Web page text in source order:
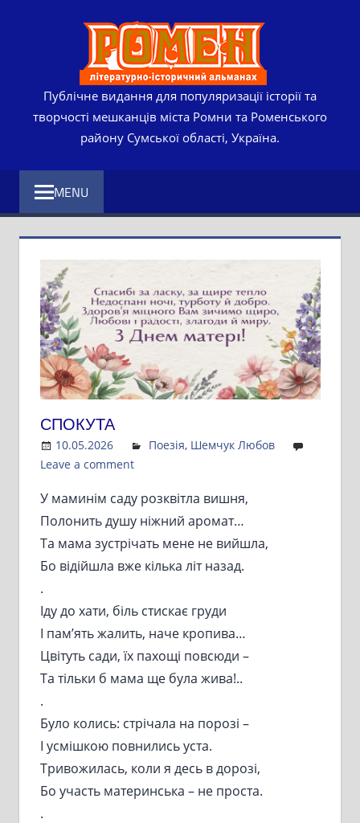
Публічне видання для популяризації історії та
творчості мешканців міста Ромни та Роменського
району Сумської області, Україна.
MENU
СПОКУТА
10.05.2026 Admin
Поезія, Шемчук Любов
Leave a comment
У маминім саду розквітла вишня,
Полонить душу ніжний аромат…
Та мама зустрічать мене не вийшла,
Бо відійшла вже кілька літ назад.
.
Іду до хати, біль стискає груди
І пам’ять жалить, наче кропива…
Цвітуть сади, їх пахощі повсюди –
Та тільки б мама ще була жива!..
.
Було колись: стрічала на порозі –
І усмішкою повнились уста.
Тривожилась, коли я десь в дорозі,
Бо участь материнська – не проста.
.